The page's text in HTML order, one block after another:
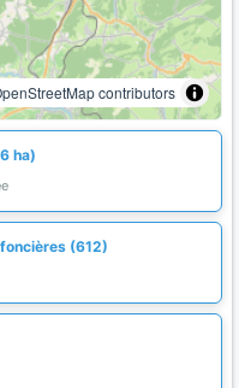
contributors
ha)
(612)